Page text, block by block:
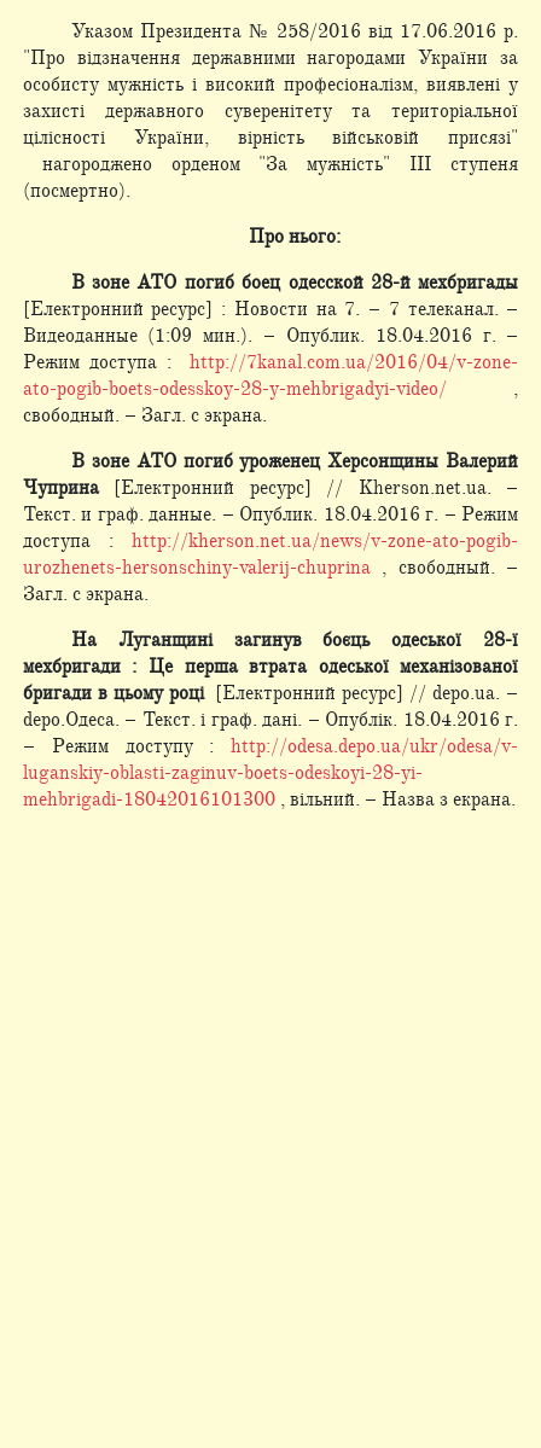
Указом Президента № 258/2016 від 17.06.2016 р.
"Про відзначення державними нагородами України за
особисту мужність і високий професіоналізм, виявлені у
захисті державного суверенітету та територіальної
цілісності України, вірність військовій присязі"
нагороджено орденом "За мужність" III ступеня
(посмертно).
Про нього:
В зоне АТО погиб боец одесской 28-й мехбригады
[Електронний ресурс] : Новости на 7. – 7 телеканал. –
Видеоданные (1:09 мин.). – Опублик. 18.04.2016 г. –
Режим доступа :http://7kanal.com.ua/2016/04/v-zone-
ato-pogib-boets-odesskoy-28-y-mehbrigadyi-video/,
свободный. – Загл. с экрана.
В зоне АТО погиб уроженец Херсонщины Валерий
Чуприна[Електронний ресурс] // Kherson.net.ua. –
Текст. и граф. данные. – Опублик. 18.04.2016 г. – Режим
доступа :http://kherson.net.ua/news/v-zone-ato-pogib-
urozhenets-hersonschiny-valerij-chuprina, свободный. –
Загл. с экрана.
На Луганщині загинув боєць одеської 28-ї
мехбригади : Це перша втрата одеської механізованої
бригади в цьому році[Електронний ресурс] // depo.ua. –
depo.Одеса. – Текст. і граф. дані. – Опублік. 18.04.2016 г.
– Режим доступу :http://odesa.depo.ua/ukr/odesa/v-
luganskiy-oblasti-zaginuv-boets-odeskoyi-28-yi-
mehbrigadi-18042016101300 , вільний. – Назва з екрана.